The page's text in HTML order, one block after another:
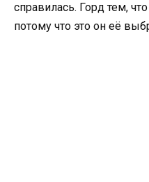
справилась. Горд тем,
потому что это он её